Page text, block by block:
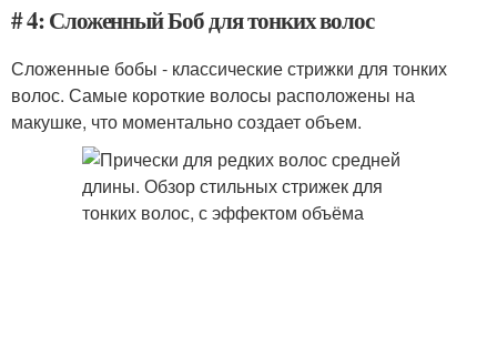
# 4: Сложенный Боб для тонких волос
Сложенные бобы - классические стрижки для тонких
волос. Самые короткие волосы расположены на
макушке, что моментально создает объем.